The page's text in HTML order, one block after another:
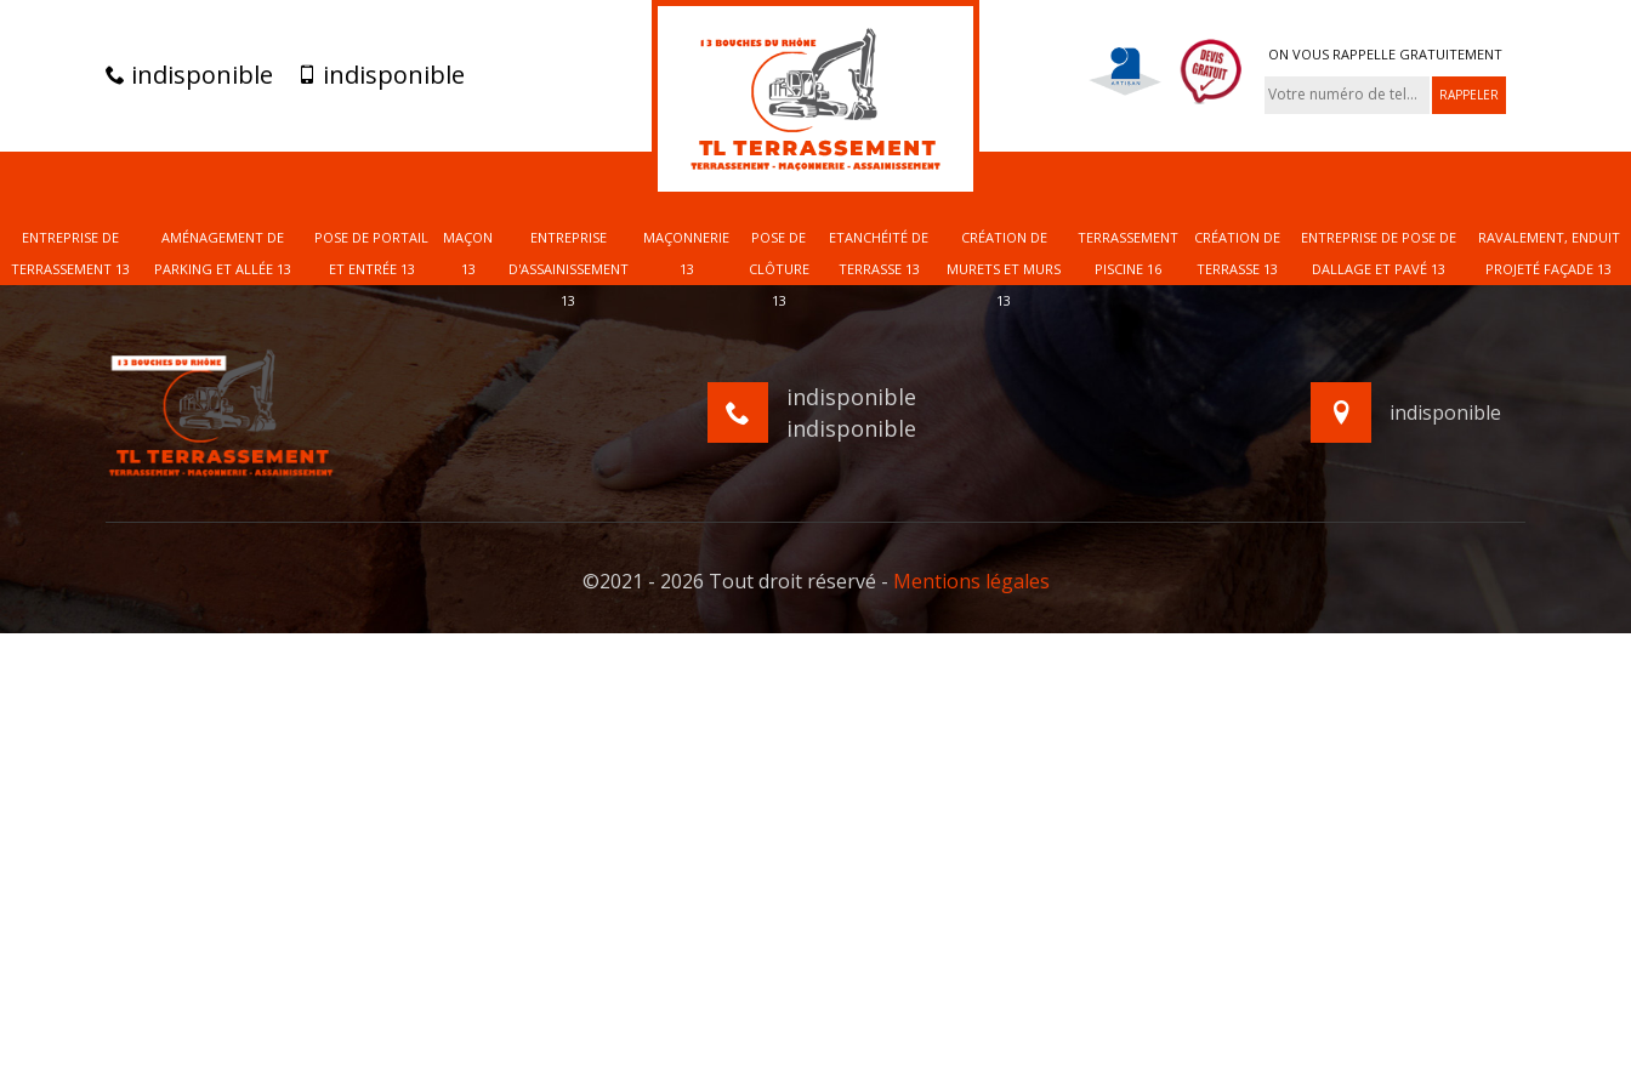
indisponible indisponible
ON VOUS RAPPELLE GRATUITEMENT
ENTREPRISE DE
TERRASSEMENT 13
AMÉNAGEMENT DE
PARKING ET ALLÉE 13
POSE DE PORTAIL
ET ENTRÉE 13
MAÇON
13
ENTREPRISE
D'ASSAINISSEMENT
13
MAÇONNERIE
13
POSE DE
CLÔTURE
13
ETANCHÉITÉ DE
TERRASSE 13
CRÉATION DE
MURETS ET MURS
13
TERRASSEMENT
PISCINE 16
CRÉATION DE
TERRASSE 13
ENTREPRISE DE POSE DE
DALLAGE ET PAVÉ 13
RAVALEMENT, ENDUIT
PROJETÉ FAÇADE 13
indisponible
indisponible
indisponible
©2021 - 2026 Tout droit réservé - Mentions légales